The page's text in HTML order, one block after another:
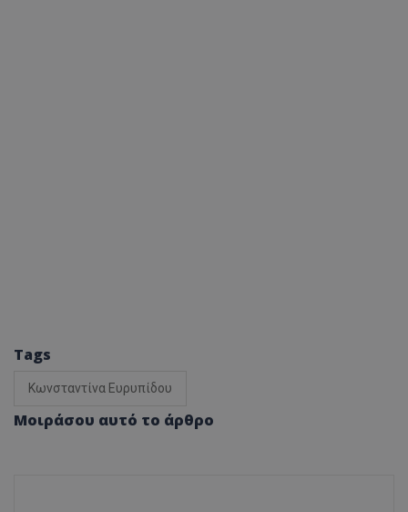
Tags
Κωνσταντίνα Ευρυπίδου
Μοιράσου αυτό το άρθρο